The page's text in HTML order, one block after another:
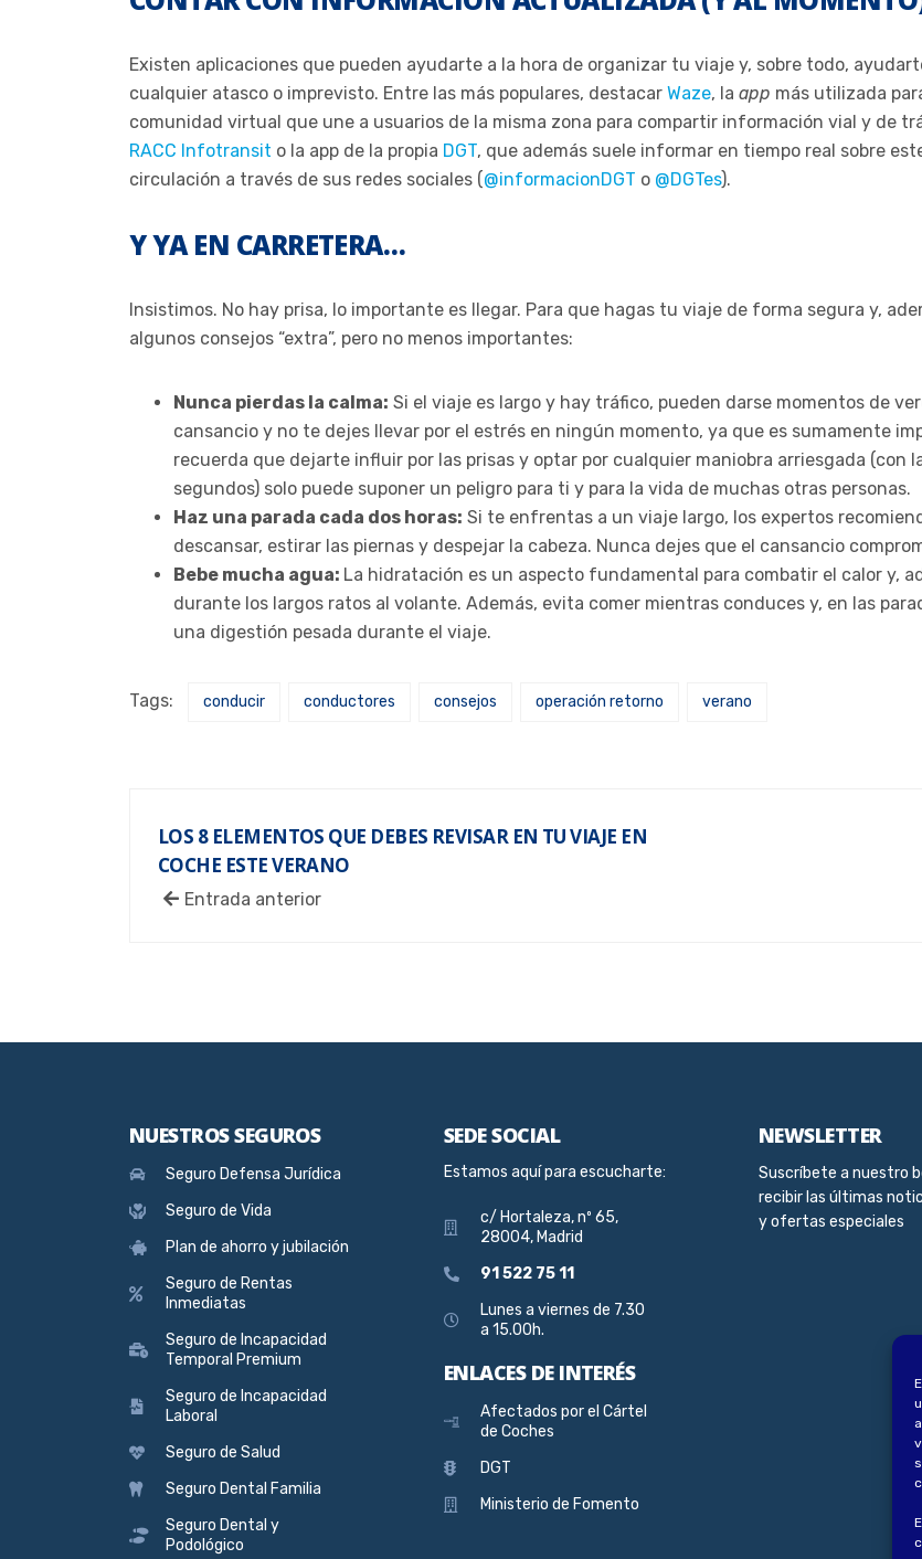
Existen aplicaciones que pueden ayudarte a la hora de organizar tu viaje y, sobre todo,
cualquier atasco o imprevisto. Entre las más populares, destacar Waze, la app más utilizada
comunidad virtual que une a usuarios de la misma zona para compartir información vial y de
RACC Infotransit o la app de la propia DGT, que además suele informar en tiempo real sobre
circulación a través de sus redes sociales (@informacionDGT o @DGTes).
Y YA EN CARRETERA…
Insistimos. No hay prisa, lo importante es llegar. Para que hagas tu viaje de forma segura y,
algunos consejos “extra”, pero no menos importantes:
Nunca pierdas la calma: Si el viaje es largo y hay tráfico, pueden darse momentos de
cansancio y no te dejes llevar por el estrés en ningún momento, ya que es sumamente
recuerda que dejarte influir por las prisas y optar por cualquier maniobra arriesgada (con
segundos) solo puede suponer un peligro para ti y para la vida de muchas otras personas.
Haz una parada cada dos horas: Si te enfrentas a un viaje largo, los expertos
descansar, estirar las piernas y despejar la cabeza. Nunca dejes que el cansancio
Bebe mucha agua: La hidratación es un aspecto fundamental para combatir el calor y,
durante los largos ratos al volante. Además, evita comer mientras conduces y, en las
una digestión pesada durante el viaje.
Tags: conducir conductores consejos operación retorno verano
LOS 8 ELEMENTOS QUE DEBES REVISAR EN TU VIAJE EN
COCHE ESTE VERANO
Entrada anterior
NUESTROS SEGUROS
Seguro Defensa Jurídica
Seguro de Vida
Plan de ahorro y jubilación
Seguro de Rentas
Inmediatas
Seguro de Incapacidad
Temporal Premium
Seguro de Incapacidad
Laboral
Seguro de Salud
Seguro Dental Familia
Seguro Dental y
Podológico
SEDE SOCIAL
Estamos aquí para escucharte:
c/ Hortaleza, nº 65,
28004, Madrid
91 522 75 11
Lunes a viernes de 7.30
a 15.00h.
ENLACES DE INTERÉS
Afectados por el Cártel
de Coches
DGT
Ministerio de Fomento
NEWSLETTER
Suscríbete a nuestro
recibir las últimas
y ofertas especiales